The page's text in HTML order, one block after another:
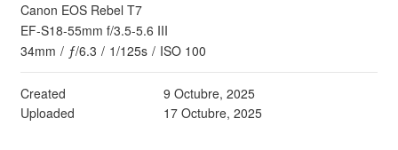
Canon EOS Rebel T7
EF-S18-55mm f/3.5-5.6 III
34mm / ƒ/6.3 / 1/125s / ISO 100
Created
9 Octubre, 2025
Uploaded
17 Octubre, 2025